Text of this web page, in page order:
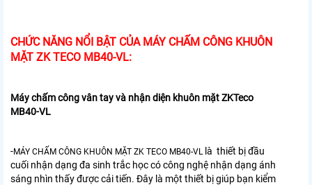
CHỨC NĂNG NỔI BẬT CỦA MÁY CHẤM CÔNG KHUÔN
MẶT ZK TECO MB40-VL:
Máy chấm công vân tay và nhận diện khuôn mặt ZKTeco
MB40-VL
-MÁY CHẤM CÔNG KHUÔN MẶT ZK TECO MB40-VL
là thiết bị đầu
cuối nhận dạng đa sinh trắc học có công nghệ nhận dạng ánh
sáng nhìn thấy được cải tiến. Đây là một thiết bị giúp bạn kiểm